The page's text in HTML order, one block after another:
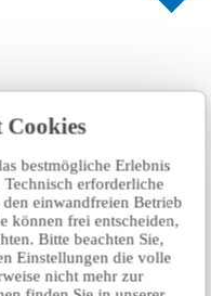
Cookies
bestmögliche Erlebnis
erforderliche
einwandfreien Betrieb
können frei entscheiden,
Bitte beachten Sie,
Einstellungen die volle
nicht mehr zur